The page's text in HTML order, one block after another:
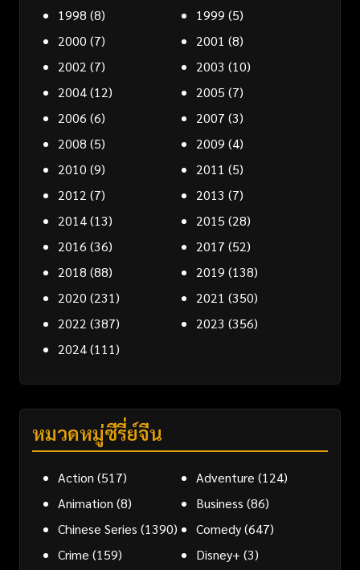
1998 (8) 1999 (5)
2000 (7) 2001 (8)
2002 (7) 2003 (10)
2004(12) 2005 (7)
2006 (6) 2007 (3)
2008 (5) 2009 (4)
2010 (9) 2011 (5)
2012 (7) 2013 (7)
2014(13) 2015 (28)
2016 (36) 2017 (52)
2018 (88) 2019 (138)
2020 (231) 2021 (350)
2022 (387) 2023 (356)
2024(111)
หมวดหมู่ซีรี่ย์จีน
Action (517) Adventure (124)
Animation (8) Business (86)
Chinese Series (1390) Comedy(647)
Crime (159) Disney+ (3)